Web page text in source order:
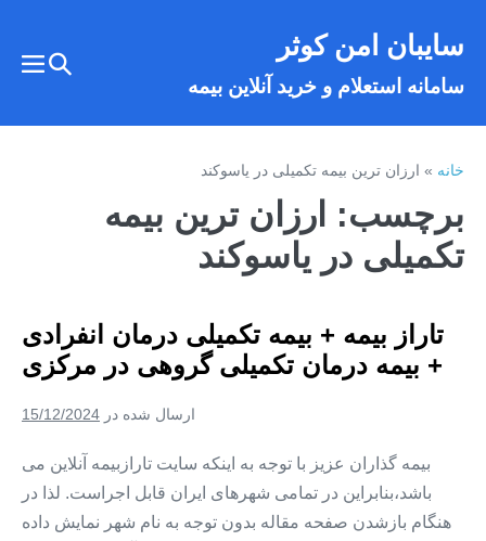
سایبان امن کوثر
سامانه استعلام و خرید آنلاین بیمه
تغییر
خانه»ارزان ترین بیمه تکمیلی در یاسوکند
برچسب: ارزان ترین بیمه
تکمیلی در یاسوکند
تاراز بیمه + بیمه تکمیلی درمان انفرادی
+ بیمه درمان تکمیلی گروهی در مرکزی
ارسال شده در 15/12/2024
بیمه گذاران عزیز با توجه به اینکه سایت تارازبیمه آنلاین می
باشد،بنابراین در تمامی شهرهای ایران قابل اجراست. لذا در
هنگام بازشدن صفحه مقاله بدون توجه به نام شهر نمایش داده